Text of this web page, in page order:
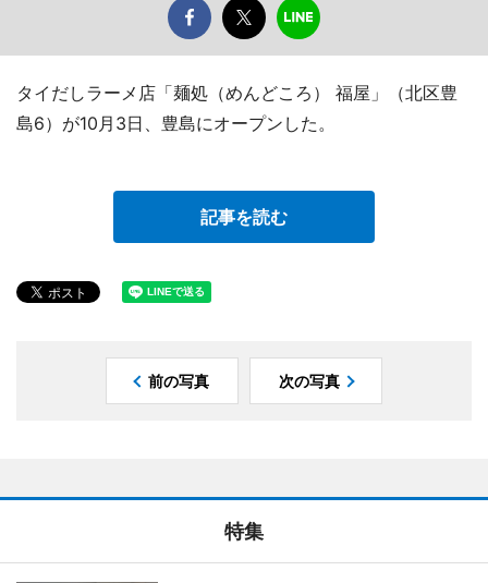
タイだしラーメ店「麺処（めんどころ） 福屋」（北区豊
島6）が10月3日、豊島にオープンした。
記事を読む
前の写真 次の写真
特集